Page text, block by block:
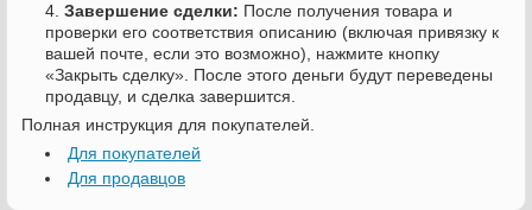
Завершение сделки: После получения товара и
проверки его соответствия описанию (включая привязку к
вашей почте, если это возможно), нажмите кнопку
«Закрыть сделку». После этого деньги будут переведены
продавцу, и сделка завершится.
Полная инструкция для покупателей.
Для покупателей
Для продавцов